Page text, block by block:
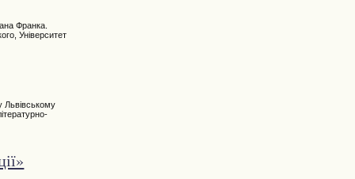
Франка.
Університет
Львівському